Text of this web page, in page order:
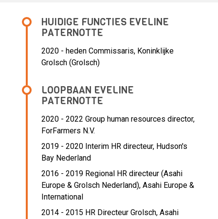
HUIDIGE FUNCTIES EVELINE
PATERNOTTE
2020 - heden Commissaris, Koninklijke
Grolsch (Grolsch)
LOOPBAAN EVELINE
PATERNOTTE
2020 - 2022 Group human resources director,
ForFarmers N.V.
2019 - 2020 Interim HR directeur, Hudson's
Bay Nederland
2016 - 2019 Regional HR directeur (Asahi
Europe & Grolsch Nederland), Asahi Europe &
International
2014 - 2015 HR Directeur Grolsch, Asahi